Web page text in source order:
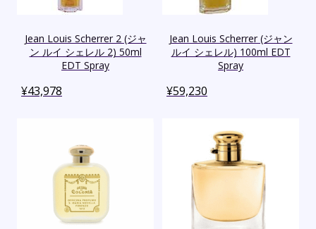
Jean Louis Scherrer 2 (ジャ
ン ルイ シェレル 2) 50ml
EDT Spray
¥43,978
Jean Louis Scherrer (ジャン
ルイ シェレル) 100ml EDT
Spray
¥59,230